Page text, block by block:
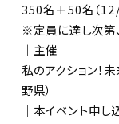
350名＋50名（12/
※定員に達し次第
｜主催
私のアクション！
野県）
｜本イベント申